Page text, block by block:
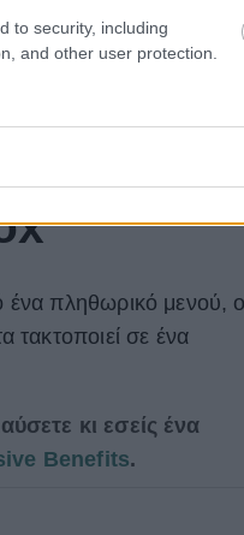
to security, including
and other user protection.
ένα πληθωρικό μενού,
τακτοποιεί σε ένα
κι εσείς ένα
Benefits.